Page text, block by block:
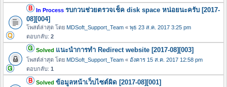
In Process รบกวนช่วยตรวจเช็ค disk space หน่อยนะครับ [2017-
08][004]
โพสต์ล่าสุด โดย MDSoft_Support_Team « พุธ 23 ส.ค. 2017 3:25 pm
ตอบกลับ: 2
Solved แนะนำการทำ Redirect website [2017-08][003]
โพสต์ล่าสุด โดย MDSoft_Support_Team « อังคาร 15 ส.ค. 2017 12:58 pm
ตอบกลับ: 1
Solved ข้อมูลหน้าเว็บไซต์ผิด [2017-08][001]